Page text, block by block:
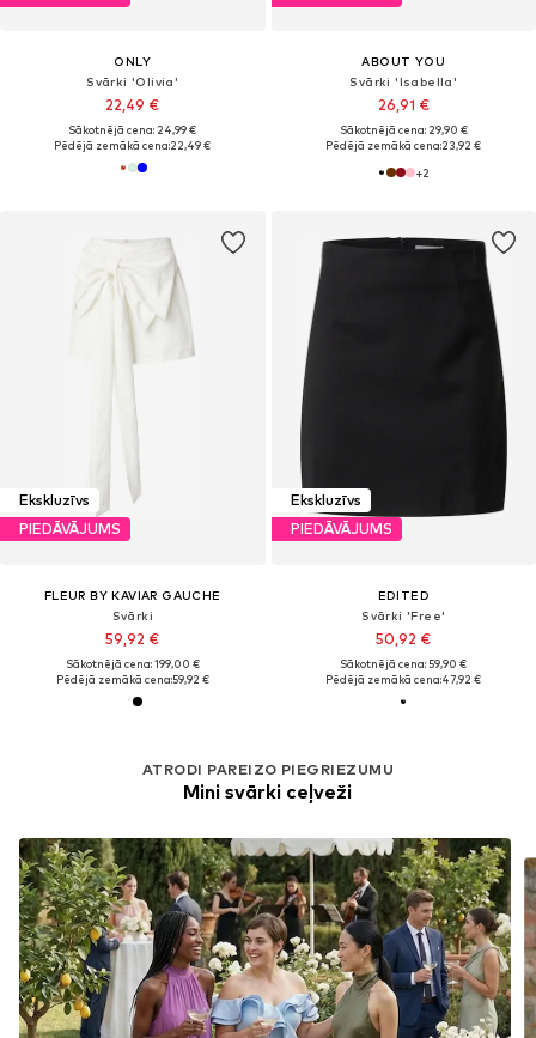
ONLY
Svārki 'Olivia'
22,49 €
Sākotnējā cena: 24,99 €
Pēdējā zemākā cena:22,49 €
ABOUT YOU
Svārki 'Isabella'
26,91 €
Sākotnējā cena: 29,90 €
Pēdējā zemākā cena:23,92 €
+2
Ekskluzīvs
PIEDĀVĀJUMS
FLEUR BY KAVIAR GAUCHE
Svārki
59,92 €
Sākotnējā cena: 199,00 €
Pēdējā zemākā cena:59,92 €
Ekskluzīvs
PIEDĀVĀJUMS
EDITED
Svārki 'Free'
50,92 €
Sākotnējā cena: 59,90 €
Pēdējā zemākā cena:47,92 €
ATRODI PAREIZO PIEGRIEZUMU
Mini svārki ceļveži